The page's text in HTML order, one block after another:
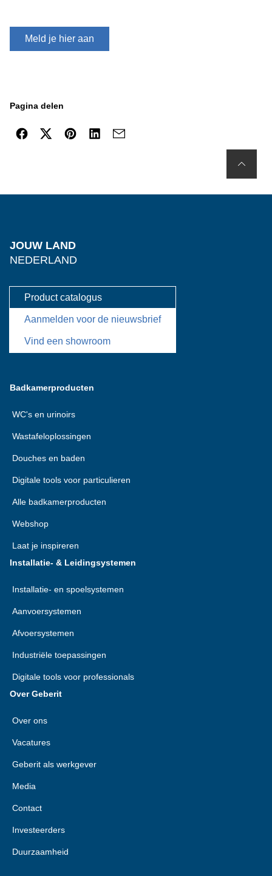
Meld je hier aan
Pagina delen
JOUW LAND
NEDERLAND
Product catalogus
Aanmelden voor de nieuwsbrief
Vind een showroom
Badkamerproducten
WC's en urinoirs
Wastafeloplossingen
Douches en baden
Digitale tools voor particulieren
Alle badkamerproducten
Webshop
Laat je inspireren
Installatie- & Leidingsystemen
Installatie- en spoelsystemen
Aanvoersystemen
Afvoersystemen
Industriële toepassingen
Digitale tools voor professionals
Over Geberit
Over ons
Vacatures
Geberit als werkgever
Media
Contact
Investeerders
Duurzaamheid